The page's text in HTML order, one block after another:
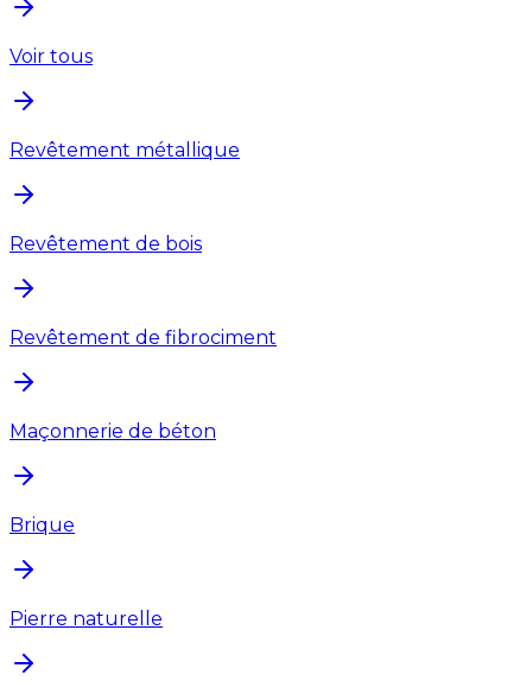
Voir tous
Revêtement métallique
Revêtement de bois
Revêtement de fibrociment
Maçonnerie de béton
Brique
Pierre naturelle